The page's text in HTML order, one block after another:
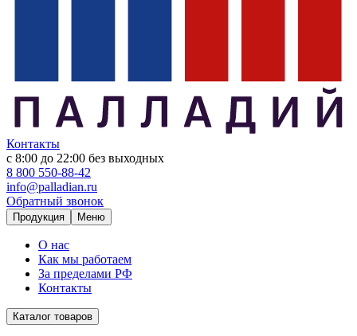
Контакты
с 8:00 до 22:00 без выходных
8 800 550-88-42
info@palladian.ru
Обратный звонок
Продукция Меню
О нас
Как мы работаем
За пределами РФ
Контакты
Каталог товаров